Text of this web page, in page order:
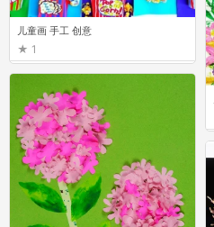
儿童画 手工 创意
1